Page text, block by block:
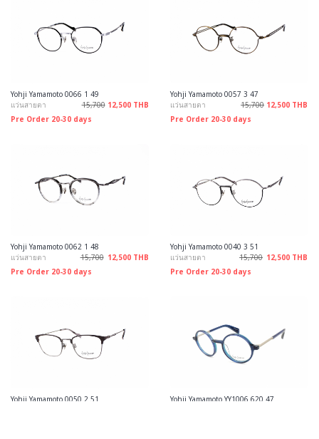
Yohji Yamamoto 0066 1 49
แว่นสายตา
15,700 12,500 THB
Pre Order 20-30 days
Yohji Yamamoto 0057 3 47
แว่นสายตา
15,700 12,500 THB
Pre Order 20-30 days
Yohji Yamamoto 0062 1 48
แว่นสายตา
15,700 12,500 THB
Pre Order 20-30 days
Yohji Yamamoto 0040 3 51
แว่นสายตา
15,700 12,500 THB
Pre Order 20-30 days
Yohji Yamamoto 0050 2 51
Yohji Yamamoto YY1006 620 47